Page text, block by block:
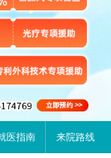
医指南 来院路线